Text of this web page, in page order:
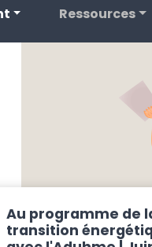
Ressources
Au programme de
transition